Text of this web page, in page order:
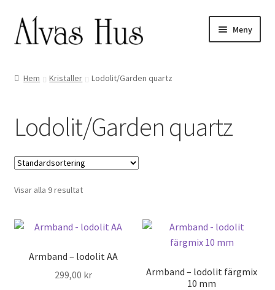
Hoppa
till
Hoppa
till
Meny
Hem Kristaller Lodolit/Garden quartz
Lodolit/Garden quartz
Visar alla 9 resultat
Armband – lodolit AA
299,00 kr
Armband – lodolit färgmix
10 mm